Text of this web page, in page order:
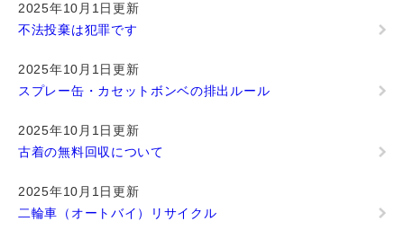
2025年10月1日更新
不法投棄は犯罪です
2025年10月1日更新
スプレー缶・カセットボンベの排出ルール
2025年10月1日更新
古着の無料回収について
2025年10月1日更新
二輪車（オートバイ）リサイクル